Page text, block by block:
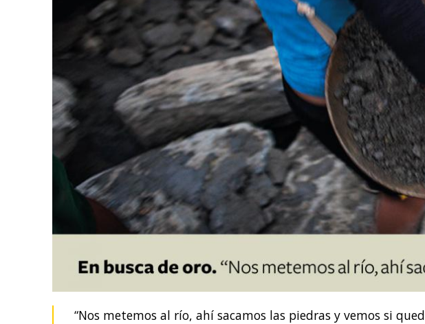
“Nos metemos al río, ahí sacamos las piedras y vemos si